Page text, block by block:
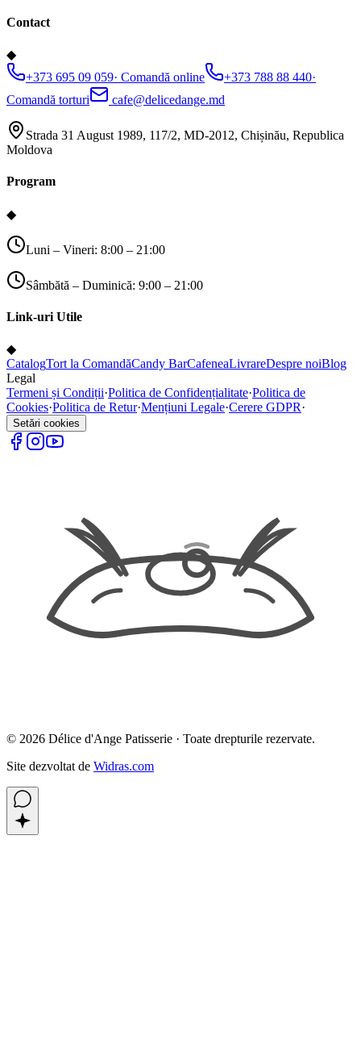
Contact
◆
+373 695 09 059· Comandă online +373 788 88 440·
Comandă torturi
cafe@delicedange.md
Strada 31 August 1989, 117/2, MD-2012, Chișinău, Republica
Moldova
Program
◆
Luni – Vineri: 8:00 – 21:00
Sâmbătă – Duminică: 9:00 – 21:00
Link-uri Utile
◆
CatalogTort la ComandăCandy BarCafeneaLivrareDespre noiBlog
Legal
Termeni și Condiții·Politica de Confidențialitate·Politica de
Cookies·Politica de Retur·Mențiuni Legale·Cerere GDPR·
Setări cookies
© 2026 Délice d'Ange Patisserie · Toate drepturile rezervate.
Site dezvoltat de Widras.com